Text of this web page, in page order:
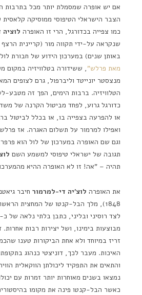
אם יש אופרה שמסמלת יותר מכל בתרבות
הצבר הישראלי הטיפוסי ממוסיקה קלאסית
כמו צפייה בכדורגל, הרי זו האופרה
שנקראה על-ידי תקווה מור (קריינית הרצף
באותן שנים) במערכון הידוע של חבורת לול
מאת פרלש", ששידורה בטלוויזיה במקום
מנצסטר יונייטד וליברפול, גרם לצופים
הטלוויזיה. ברבות הימים, הפך זה מטבע-
כדורגל גרוע, לפחד מביטול הקרנה של
או להפרעה בצפייה בו, או בכלל לביטול
ואפילו למרמור על תשלום האגרה. אז
וגם שם האופרה במערכון של לול הוא
תגובה של ישראלי טיפוסי למשמע השם
תהיה – "אה! זו לא האופרה ההיא
את האופרה לוצ'יה די-למרמור
מבוצעות בימינו, ושל יצירות רבות אחרות.
זריז במיוחד ולא אחת הביקורות טענו
האיכות. מעבר לכך, דוניצטי כנהוג
והתאים את התפקיד ליכולתן הווקאלית
נמצאו בשנים מאוחרות יותר זמרות עם
כאשר הבל-קנטו פינה את מקומו